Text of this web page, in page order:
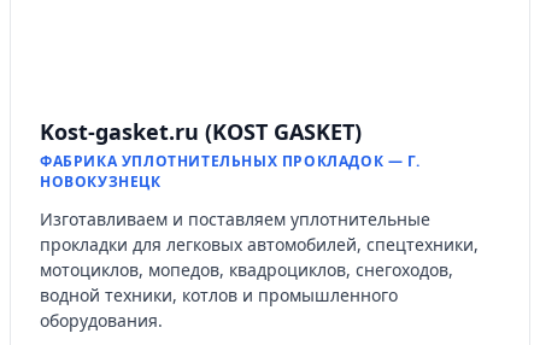
Kost-gasket.ru (KOST GASKET)
ФАБРИКА УПЛОТНИТЕЛЬНЫХ ПРОКЛАДОК — Г.
НОВОКУЗНЕЦК
Изготавливаем и поставляем уплотнительные
прокладки для легковых автомобилей, спецтехники,
мотоциклов, мопедов, квадроциклов, снегоходов,
водной техники, котлов и промышленного
оборудования.